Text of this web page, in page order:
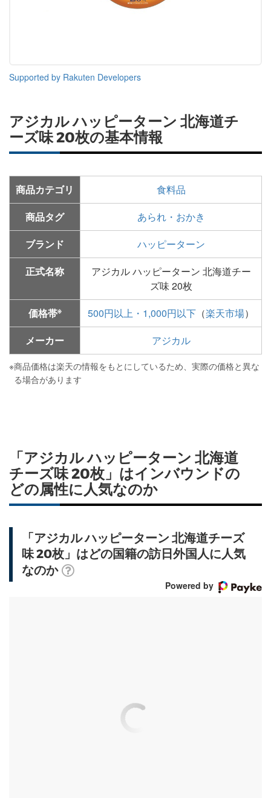
Supported by Rakuten Developers
アジカル ハッピーターン 北海道チ
ーズ味 20枚の基本情報
商品カテゴリ
食料品
商品タグ
あられ・おかき
ブランド
ハッピーターン
正式名称
アジカル ハッピーターン 北海道チー
ズ味 20枚
価格帯※ 500円以上・1,000円以下 （楽天市場）
メーカー
アジカル
※商品価格は楽天の情報をもとにしているため、実際の価格と異な
る場合があります
「アジカル ハッピーターン 北海道
チーズ味 20枚」はインバウンドの
どの属性に人気なのか
「アジカル ハッピーターン 北海道チーズ
味 20枚」はどの国籍の訪日外国人に人気
なのか
Powered by